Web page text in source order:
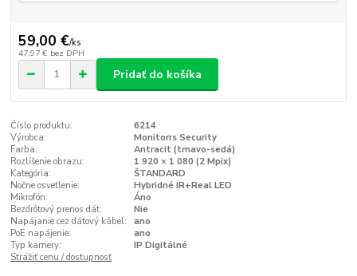
59,00 €/ks
47,97 € bez DPH
Pridať do košíka
Číslo produktu:
6214
Výrobca:
Monitorrs Security
Farba:
Antracit (tmavo-sedá)
Rozlíšenie obrazu:
1 920 × 1 080 (2 Mpix)
Kategória:
ŠTANDARD
Nočne osvetlenie:
Hybridné IR+Real LED
Mikrofón:
Áno
Bezdrôtový prenos dát:
Nie
Napájanie cez dátový kábel:
ano
PoE napájenie:
ano
Typ kamery:
IP Digitálné
Strážiť cenu / dostupnosť